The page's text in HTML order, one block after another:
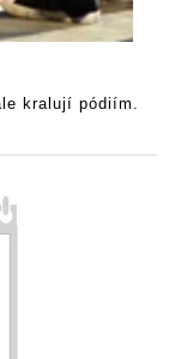
kralují pódiím.